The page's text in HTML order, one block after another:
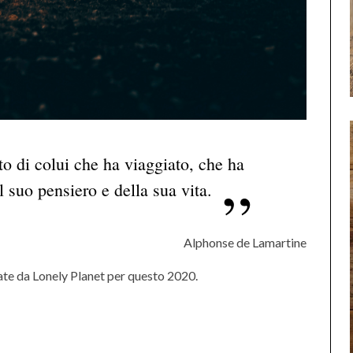
di colui che ha viaggiato, che ha
pensiero e della sua vita.
Alphonse de Lamartine
da Lonely Planet per questo 2020.